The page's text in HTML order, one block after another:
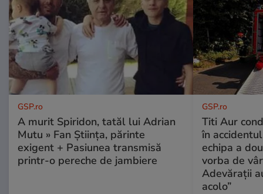
GSP.ro
A murit Spiridon, tatăl lui Adrian
Mutu » Fan Știința, părinte
exigent + Pasiunea transmisă
printr-o pereche de jambiere
GSP.ro
Titi Aur
în
echipa a
vorba de
Adevărații
acolo”